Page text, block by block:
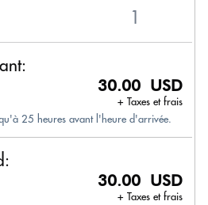
30.00 USD
+ Taxes et frais
25 heures avant l'heure d'arrivée.
30.00 USD
+ Taxes et frais